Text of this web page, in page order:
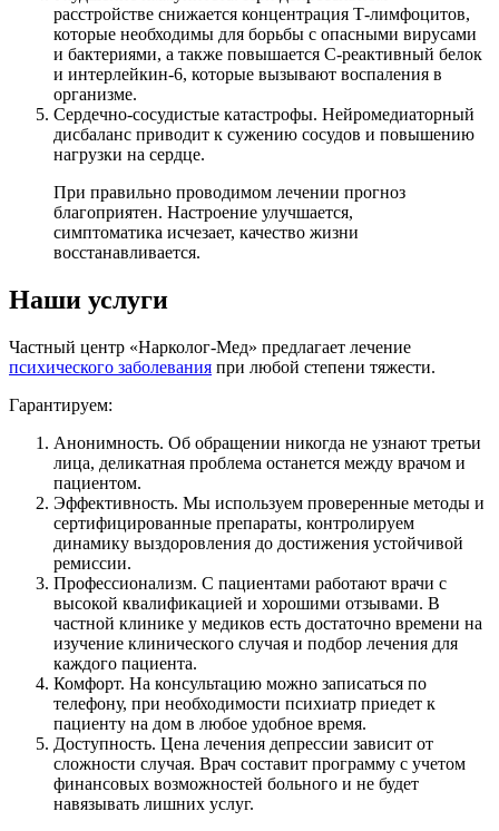
расстройстве снижается концентрация Т-лимфоцитов,
которые необходимы для борьбы с опасными вирусами
и бактериями, а также повышается С-реактивный белок
и интерлейкин-6, которые вызывают воспаления в
организме.
Сердечно-сосудистые катастрофы. Нейромедиаторный
дисбаланс приводит к сужению сосудов и повышению
нагрузки на сердце.
При правильно проводимом лечении прогноз
благоприятен. Настроение улучшается,
симптоматика исчезает, качество жизни
восстанавливается.
Наши услуги
Частный центр «Нарколог-Мед» предлагает лечение
психического заболевания при любой степени тяжести.
Гарантируем:
Анонимность. Об обращении никогда не узнают третьи
лица, деликатная проблема останется между врачом и
пациентом.
Эффективность. Мы используем проверенные методы и
сертифицированные препараты, контролируем
динамику выздоровления до достижения устойчивой
ремиссии.
Профессионализм. С пациентами работают врачи с
высокой квалификацией и хорошими отзывами. В
частной клинике у медиков есть достаточно времени на
изучение клинического случая и подбор лечения для
каждого пациента.
Комфорт. На консультацию можно записаться по
телефону, при необходимости психиатр приедет к
пациенту на дом в любое удобное время.
Доступность. Цена лечения депрессии зависит от
сложности случая. Врач составит программу с учетом
финансовых возможностей больного и не будет
навязывать лишних услуг.